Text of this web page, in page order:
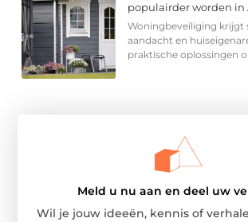
populairder worden in
Woningbeveiliging krijgt
aandacht en
praktische oplossingen
Meld u nu aan en deel uw
Wil je jouw ideeën, kennis of